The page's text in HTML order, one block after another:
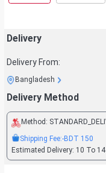
Delivery
Delivery From:
Bangladesh
Delivery Method
Method:
Shipping Fee:-BDT 150
Estimated Delivery: 10 To